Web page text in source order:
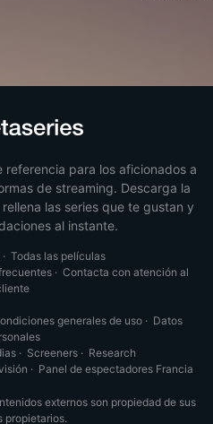
referencia para los aficionados a
de streaming. Descarga la
las series que te gustan y
al instante.
· Todas las películas
· Contacta con atención al
generales de uso· Datos
· Screeners· Research
· Panel de espectadores Francia
externos son propiedad de sus
propietarios.